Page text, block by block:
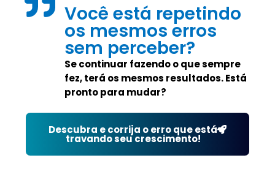
Você está repetindo
os mesmos erros
sem perceber?
Se continuar fazendo o que sempre
fez, terá os mesmos resultados. Está
pronto para mudar?
Descubra e corrija o erro que está
travando seu crescimento!